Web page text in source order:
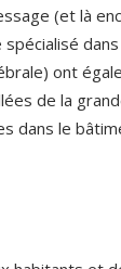
(et là
ont
de la
dans le